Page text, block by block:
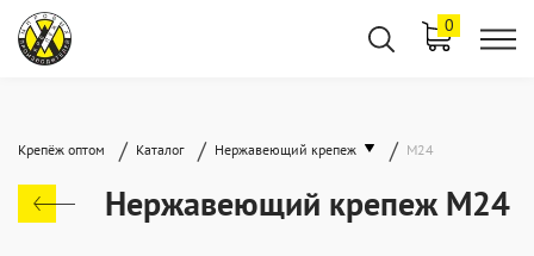
0
Крепёж оптом / Каталог / Нержавеющий крепеж / М24
Нержавеющий крепеж М24